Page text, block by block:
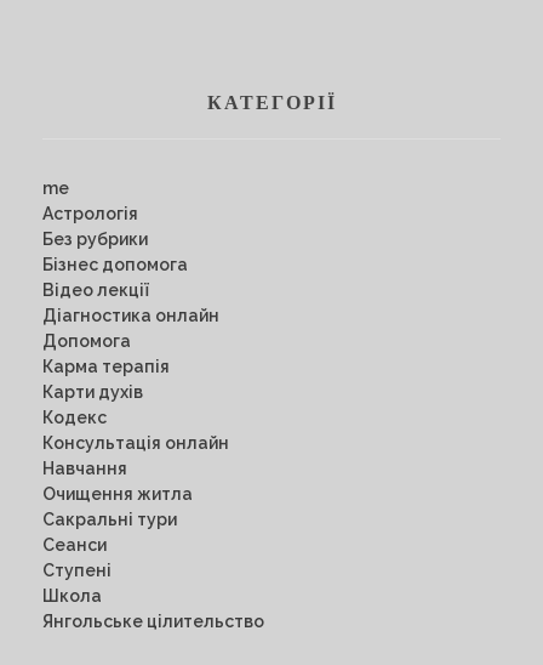
КАТЕГОРІЇ
me
Астрологія
Без рубрики
Бізнес допомога
Відео лекції
Діагностика онлайн
Допомога
Карма терапія
Карти духів
Кодекс
Консультація онлайн
Навчання
Очищення житла
Сакральні тури
Сеанси
Ступені
Школа
Янгольське цілительство